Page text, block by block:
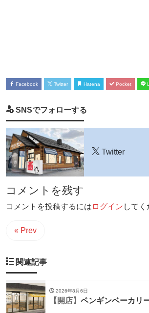
Facebook Twitter Hatena Pocket
SNSでフォローする
Twitter
コメントを残す
コメントを投稿するには ログイン してく
« Prev
関連記事
2026年8月6日
【開店】 ペンギンベーカリ